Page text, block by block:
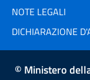
NOTE LEGALI
DICHIARAZIONE
© Ministero